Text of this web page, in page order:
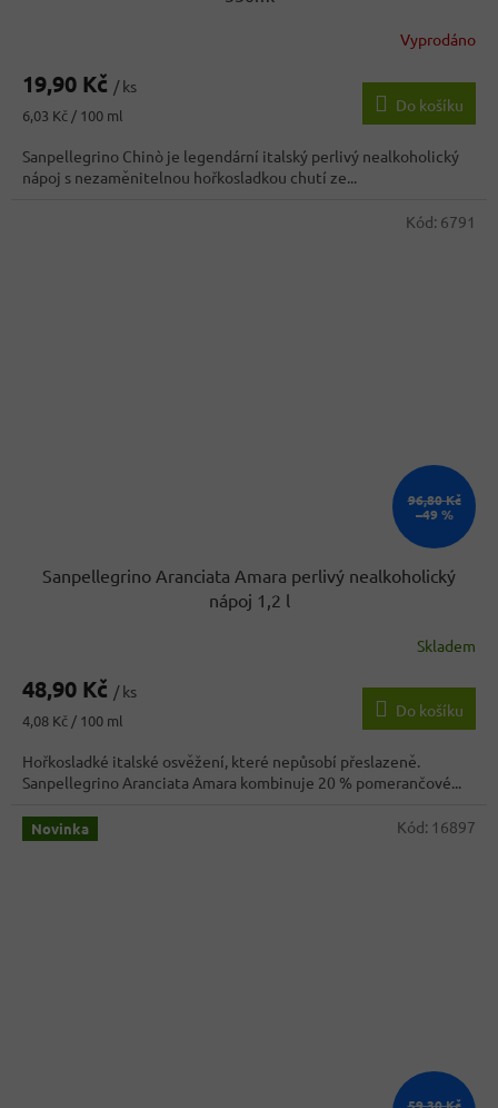
produktu
3,7
z
5
hvězdiček.
Vyprodáno
19,90 Kč / ks
Měrná
6,03 Kč / 100 ml
Do košíku
Sanpellegrino Chinò je legendární italský perlivý nealkoholický
nápoj s nezaměnitelnou hořkosladkou chutí ze...
96,80 Kč
–49 %
Sanpellegrino Aranciata Amara perlivý nealkoholický
nápoj 1,2 l
Skladem
48,90 Kč / ks
Měrná
4,08 Kč / 100 ml
Do košíku
Hořkosladké italské osvěžení, které nepůsobí přeslazeně.
Sanpellegrino Aranciata Amara kombinuje 20 % pomerančové...
Kód: 6791
Novinka Kód: 16897